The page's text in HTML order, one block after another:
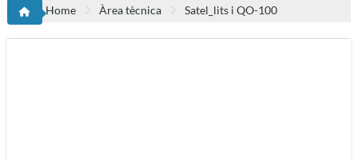
Home Àrea tècnica Satel_lits i QO-100